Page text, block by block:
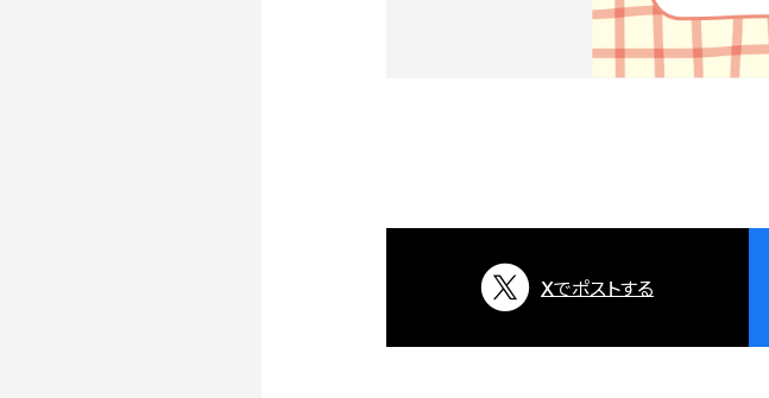
Xでポストする